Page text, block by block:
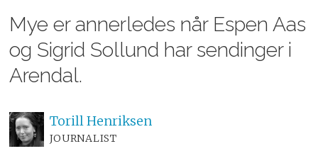
Mye er annerledes når Espen Aas
og Sigrid Sollund har sendinger i
Arendal.
Torill Henriksen
JOURNALIST